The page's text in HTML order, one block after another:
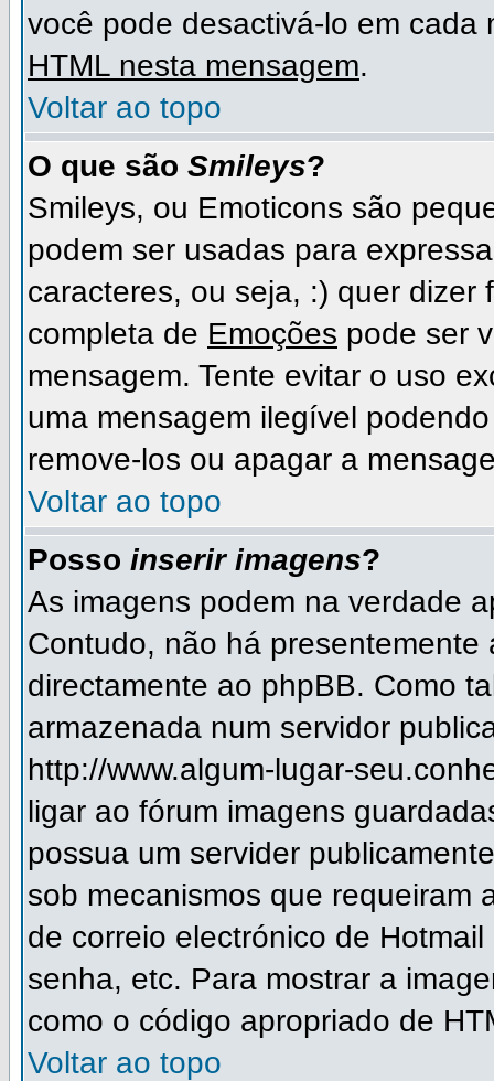
você pode desactivá-lo em
HTML nesta mensagem.
Voltar ao topo
O que são Smileys?
Smileys, ou Emoticons são
podem ser usadas para
caracteres, ou seja, :) quer dizer
completa de Emoções pode ser
mensagem. Tente evitar o uso
uma mensagem ilegível
remove-los ou apagar a
Voltar ao topo
Posso inserir imagens?
As imagens podem na verdade
Contudo, não há
directamente ao phpBB. Como
armazenada num servidor
http://www.algum-lugar-
ligar ao fórum imagens
possua um servider
sob mecanismos que requeiram
de correio electrónico de
senha, etc. Para mostrar a
como o código apropriado de
Voltar ao topo